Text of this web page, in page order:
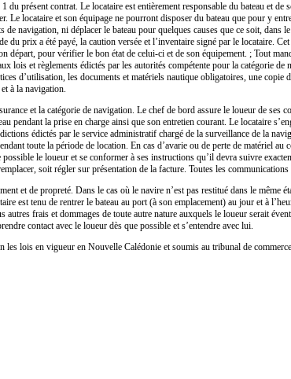
présent contrat. Le locataire est entièrement responsable du bateau et
Le locataire et son équipage ne pourront disposer du bateau que pour y
navigation, ni déplacer le bateau pour quelques causes que ce soit,
du prix a été payé, la caution versée et l’inventaire signé par le locataire.
départ, pour vérifier le bon état de celui-ci et de son équipement. ; Tout
lois et règlements édictés par les autorités compétente pour la catégorie
d’utilisation, les documents et matériels nautique obligatoires, une
à la navigation.
et la catégorie de navigation. Le chef de bord assure le loueur de ses
pendant la prise en charge ainsi que son entretien courant. Le locataire
édictés par le service administratif chargé de la surveillance de la
toute la période de location. En cas d’avarie ou de perte de matériel
le loueur et se conformer à ses instructions qu’il devra suivre
soit régler sur présentation de la facture. Toutes les
et de propreté. Dans le cas où le navire n’est pas restitué dans le même
est tenu de rentrer le bateau au port (à son emplacement) au jour et à
frais et dommages de toute autre nature auxquels le loueur serait
contact avec le loueur dès que possible et s’entendre avec lui.
lois en vigueur en Nouvelle Calédonie et soumis au tribunal de